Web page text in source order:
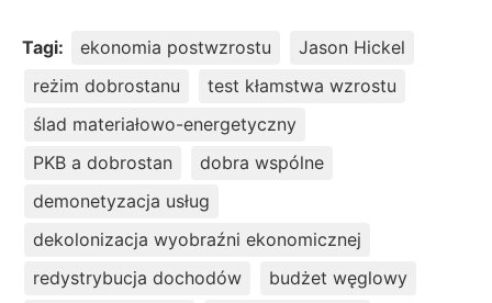
Tagi: ekonomia postwzrostu
Jason Hickel
reżim dobrostanu
test kłamstwa wzrostu
ślad materiałowo-energetyczny
PKB a dobrostan
dobra wspólne
demonetyzacja usług
dekolonizacja wyobraźni ekonomicznej
redystrybucja dochodów
budżet węglowy